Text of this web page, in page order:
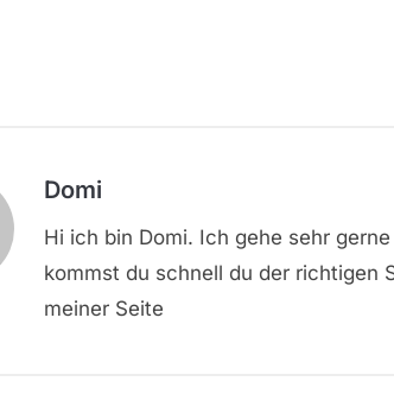
Domi
Hi ich bin Domi. Ich gehe sehr
kommst du schnell du der richtigen
meiner Seite